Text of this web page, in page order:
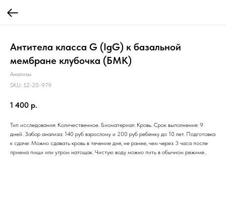
Антитела класса G (IgG) к базальной
мембране клубочка (БМК)
Анализы
SKU: 52-20-979
1 400 р.
Тип исследования: Количественное. Биоматериал: Кровь. Срок выполнения: 9
дней. Забор анализа: 140 руб взрослому и 200 руб ребенку до 10 лет. Подготовка
к сдаче: Можно сдавать кровь в течение дня, не ранее, чем через 3 часа после
приема пищи или утром натощак. Чистую воду можно пить в обычном режиме..